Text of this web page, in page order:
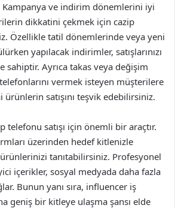
Kampanya ve indirim dönemlerini iyi
dikkatini çekmek için cazip
Özellikle tatil dönemlerinde veya yeni
yapılacak indirimler, satışlarınızı
sahiptir. Ayrıca takas veya değişim
vermek isteyen müşterilere
ürünlerin satışını teşvik edebilirsiniz.
telefonu satışı için önemli bir araçtır.
üzerinden hedef kitlenizle
tanıtabilirsiniz. Profesyonel
içerikler, sosyal medyada daha fazla
Bunun yanı sıra, influencer iş
geniş bir kitleye ulaşma şansı elde